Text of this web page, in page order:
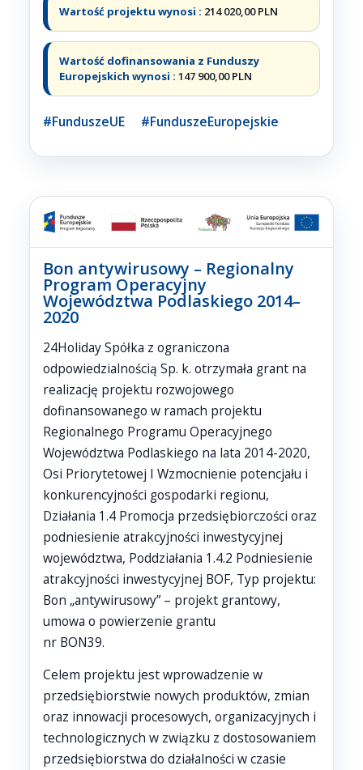
Wartość projektu wynosi : 214 020,00 PLN
Wartość dofinansowania z Funduszy
Europejskich wynosi : 147 900,00 PLN
#FunduszeUE #FunduszeEuropejskie
Bon antywirusowy – Regionalny
Program Operacyjny
Województwa Podlaskiego 2014–
2020
24Holiday Spółka z ograniczona
odpowiedzialnością Sp. k. otrzymała grant na
realizację projektu rozwojowego
dofinansowanego w ramach projektu
Regionalnego Programu Operacyjnego
Województwa Podlaskiego na lata 2014-2020,
Osi Priorytetowej I Wzmocnienie potencjału i
konkurencyjności gospodarki regionu,
Działania 1.4 Promocja przedsiębiorczości oraz
podniesienie atrakcyjności inwestycyjnej
województwa, Poddziałania 1.4.2 Podniesienie
atrakcyjności inwestycyjnej BOF, Typ projektu:
Bon „antywirusowy” – projekt grantowy,
umowa o powierzenie grantu
nr BON39.
Celem projektu jest wprowadzenie w
przedsiębiorstwie nowych produktów, zmian
oraz innowacji procesowych, organizacyjnych i
technologicznych w związku z dostosowaniem
przedsiębiorstwa do działalności w czasie